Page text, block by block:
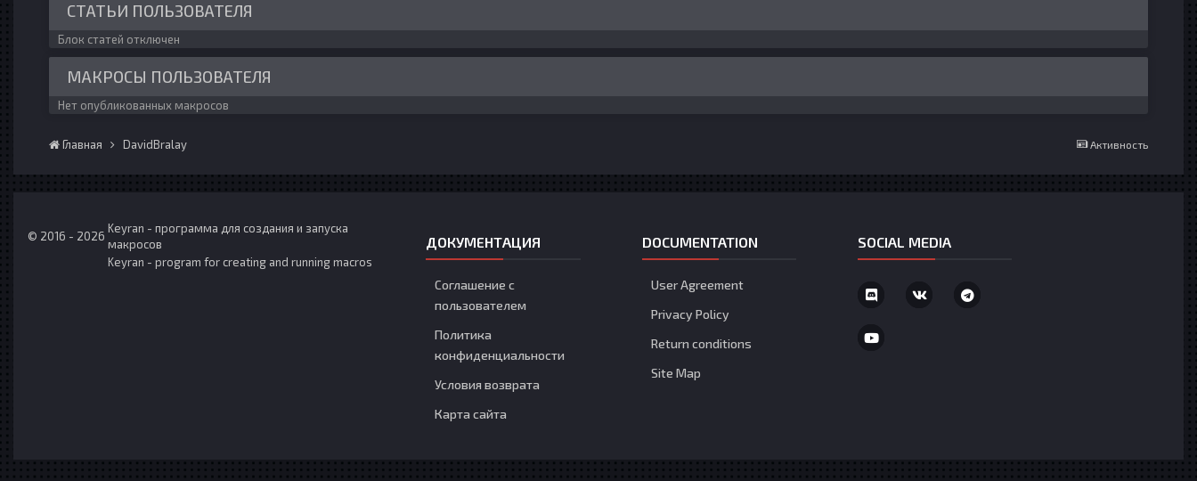
СТАТЬИ ПОЛЬЗОВАТЕЛЯ
Блок статей отключен
МАКРОСЫ ПОЛЬЗОВАТЕЛЯ
Нет опубликованных макросов
Активность
Главная DavidBralay
© 2016 - 2026
Keyran - программа для создания и запуска
макросов
Keyran - program for creating and running macros
ДОКУМЕНТАЦИЯ
Соглашение с
пользователем
Политика
конфиденциальности
Условия возврата
Карта сайта
DOCUMENTATION
User Agreement
Privacy Policy
Return conditions
Site Map
SOCIAL MEDIA